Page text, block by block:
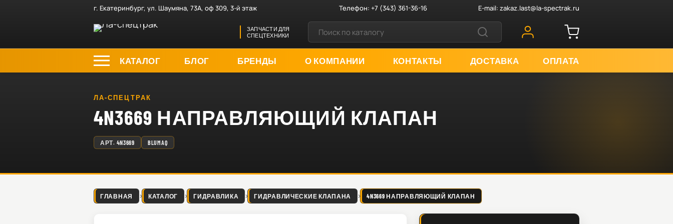
г. Екатеринбург, ул. Шаумяна, 73А, оф 309, 3-й этаж Телефон:+7 (343) 361-36-16 E-mail: zakaz.last@la-spectrak.ru
ЗАПЧАСТИ ДЛЯ
СПЕЦТЕХНИКИ
КАТАЛОГ БЛОГ БРЕНДЫ О КОМПАНИИ КОНТАКТЫ ДОСТАВКА ОПЛАТА
ЛА-СПЕЦТРАК
4N3669 НАПРАВЛЯЮЩИЙ КЛАПАН
АРТ. 4N3669 BLUMAQ
ГЛАВНАЯ КАТАЛОГ ГИДРАВЛИКА ГИДРАВЛИЧЕСКИЕ КЛАПАНА 4N3669 НАПРАВЛЯЮЩИЙ КЛАПАН